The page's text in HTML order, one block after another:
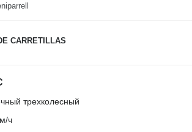
CARRETILLAS
трехколесный
ч